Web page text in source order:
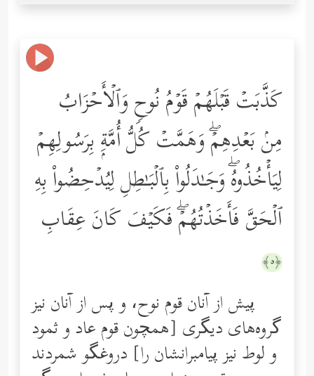
كَذَّبَتۡ قَبۡلَهُمۡ قَوۡمُ نُوحࣲ وَٱلۡأَحۡزَابُ
مِنۢ بَعۡدِهِمۡۖ وَهَمَّتۡ كُلُّ أُمَّةِۭ بِرَسُولِهِمۡ
لِیَأۡخُذُوهُۖ وَجَـٰدَلُواْ بِٱلۡبَـٰطِلِ لِیُدۡحِضُواْ بِهِ
ٱلۡحَقَّ فَأَخَذۡتُهُمۡۖ فَكَیۡفَ كَانَ عِقَابِ
﴿٥﴾
پیش از آنان قوم نوح، و پس از آنان نیز
گروه‌های دیگری [همچون قوم عاد و ثمود
و لوط نیز پیامبرانشان را] دروغگو شمردند